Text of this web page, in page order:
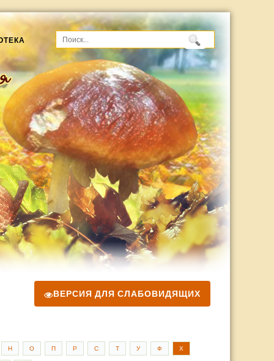
ВЕРСИЯ ДЛЯ СЛАБОВИДЯЩИХ
Н О П Р С Т У Ф Х